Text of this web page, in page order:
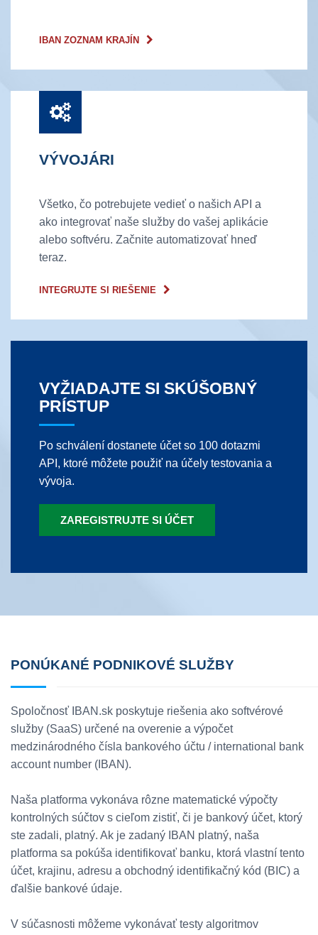
IBAN ZOZNAM KRAJÍN
VÝVOJÁRI
Všetko, čo potrebujete vedieť o našich API a
ako integrovať naše služby do vašej aplikácie
alebo softvéru. Začnite automatizovať hneď
teraz.
INTEGRUJTE SI RIEŠENIE
VYŽIADAJTE SI SKÚŠOBNÝ
PRÍSTUP
Po schválení dostanete účet so 100 dotazmi
API, ktoré môžete použiť na účely testovania a
vývoja.
ZAREGISTRUJTE SI ÚČET
PONÚKANÉ PODNIKOVÉ SLUŽBY
Spoločnosť IBAN.sk poskytuje riešenia ako softvérové
služby (SaaS) určené na overenie a výpočet
medzinárodného čísla bankového účtu / international bank
account number (IBAN).
Naša platforma vykonáva rôzne matematické výpočty
kontrolných súčtov s cieľom zistiť, či je bankový účet, ktorý
ste zadali, platný. Ak je zadaný IBAN platný, naša
platforma sa pokúša identifikovať banku, ktorá vlastní tento
účet, krajinu, adresu a obchodný identifikačný kód (BIC) a
ďalšie bankové údaje.
V súčasnosti môžeme vykonávať testy algoritmov